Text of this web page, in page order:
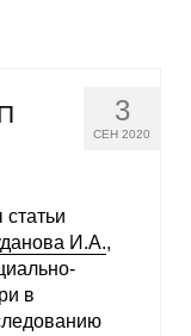
3
СЕН 2020
И.А.,
в